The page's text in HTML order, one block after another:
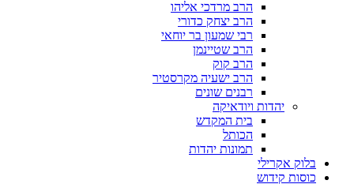
הרב מרדכי אליהו
הרב יצחק כדורי
רבי שמעון בר יוחאי
הרב שטיינמן
הרב קוק
הרב ישעיה מקרסטיר
רבנים שונים
יהדות ויודאיקה
בית המקדש
הכותל
תמונות יהדות
בלוק אקרילי
כוסות קידוש